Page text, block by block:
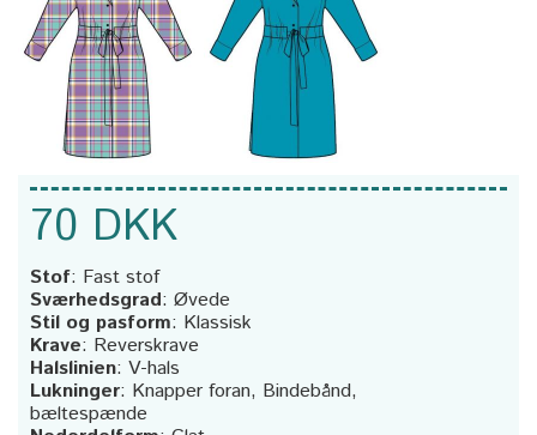
70 DKK
Stof: Fast stof
Sværhedsgrad: Øvede
Stil og pasform: Klassisk
Krave: Reverskrave
Halslinien: V-hals
Lukninger: Knapper foran, Bindebånd,
bæltespænde